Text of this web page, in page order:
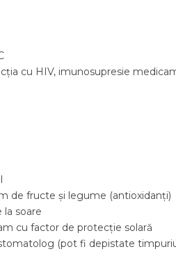
cu HIV, imunosupresie
de fructe și legume (antioxidanți)
la soare
cu factor de protecție solară
(pot fi depistate